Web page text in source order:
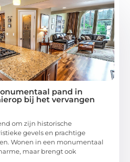
pand in
bij het vervangen
om zijn historische
gevels en prachtige
Wonen in een monumentaal
maar brengt ook